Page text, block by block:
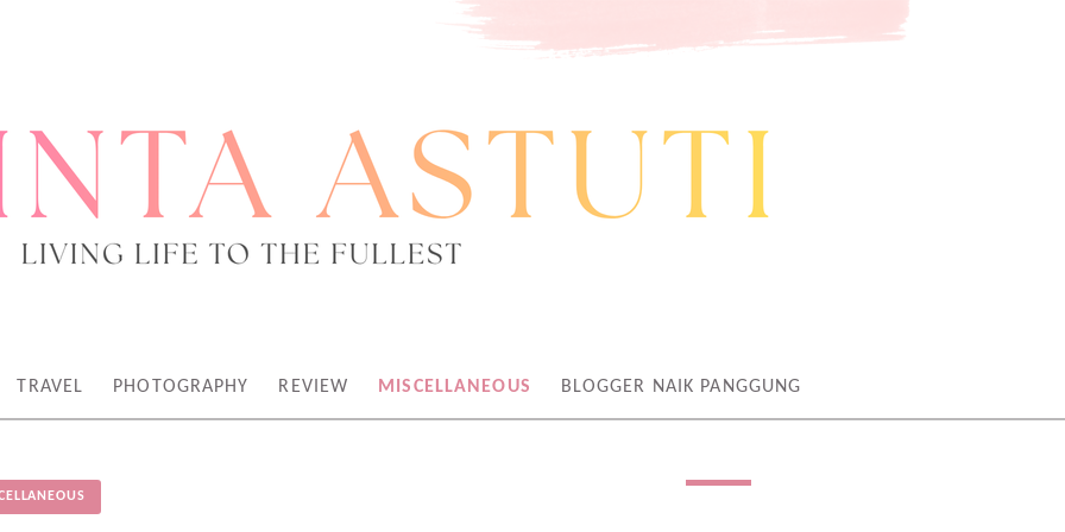
TRAVEL PHOTOGRAPHY REVIEW MISCELLANEOUS BLOGGER NAIK PANGGUNG